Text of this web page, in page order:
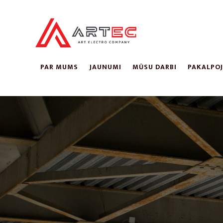
PAR MUMS JAUNUMI MŪSU DARBI